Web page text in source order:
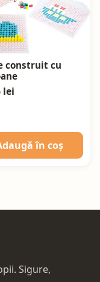
construit cu
lei
în coș
Sigure,